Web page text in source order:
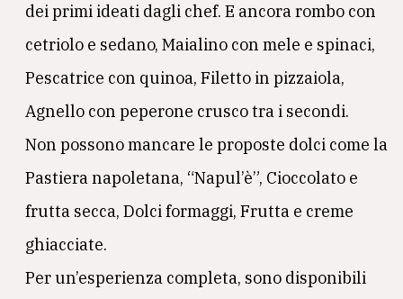
dei primi ideati dagli chef. E ancora rombo con
cetriolo e sedano, Maialino con mele e spinaci,
Pescatrice con quinoa, Filetto in pizzaiola,
Agnello con peperone crusco tra i secondi.
Non possono mancare le proposte dolci come la
Pastiera napoletana, “Napul’è”, Cioccolato e
frutta secca, Dolci formaggi, Frutta e creme
ghiacciate.
Per un’esperienza completa, sono disponibili